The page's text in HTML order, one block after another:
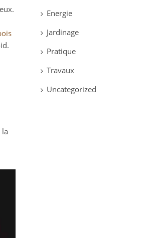
Energie
Jardinage
Pratique
Travaux
Uncategorized